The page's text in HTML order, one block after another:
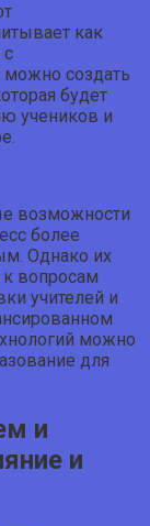
как
можно создать
будет
учеников и
возможности
более
Однако их
вопросам
учителей и
можно
для
и
и